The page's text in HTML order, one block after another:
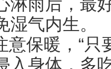
淋雨后，最
气内生。
意保暖，“只
入身体，多